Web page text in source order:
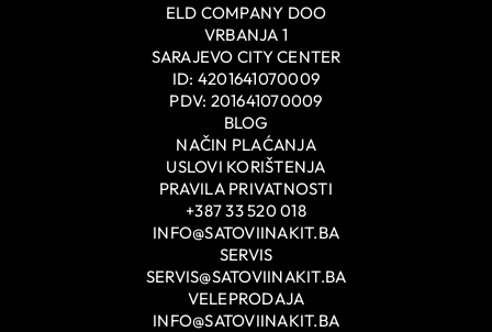
ELD COMPANY DOO
VRBANJA 1
SARAJEVO CITY CENTER
ID: 4201641070009
PDV: 201641070009
BLOG
NAČIN PLAĆANJA
USLOVI KORIŠTENJA
PRAVILA PRIVATNOSTI
+387 33 520 018
INFO@SATOVIINAKIT.BA
SERVIS
SERVIS@SATOVIINAKIT.BA
VELEPRODAJA
INFO@SATOVIINAKIT.BA